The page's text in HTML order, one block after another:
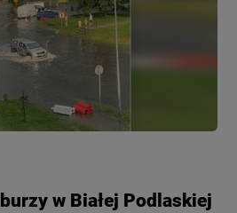
w Białej Podlaskiej